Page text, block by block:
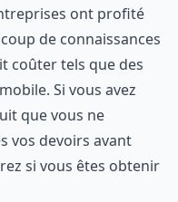
ont profité
de connaissances
coûter tels que des
Si vous avez
que vous ne
vos devoirs avant
si vous êtes obtenir